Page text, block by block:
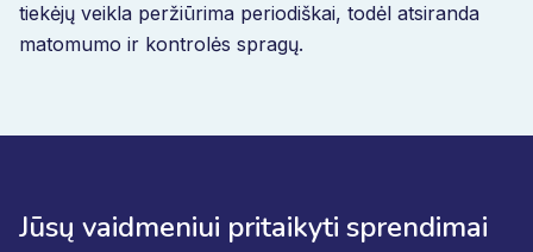
tiekėjų veikla peržiūrima periodiškai, todėl atsiranda
matomumo ir kontrolės spragų.
Jūsų vaidmeniui pritaikyti sprendimai